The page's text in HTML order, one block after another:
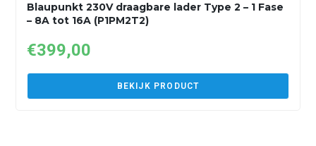
Blaupunkt 230V draagbare lader Type 2 – 1 Fase
– 8A tot 16A (P1PM2T2)
€399,00
BEKIJK PRODUCT